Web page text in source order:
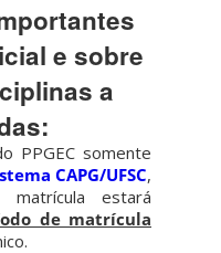
e sobre
a
PPGEC somente
CAPG/UFSC,
estará
de matrícula